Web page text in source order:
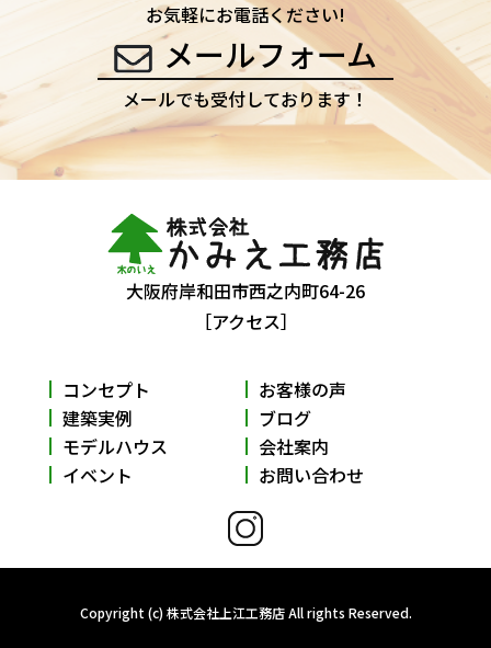
お気軽にお電話ください!
メールフォーム
メールでも受付しております！
大阪府岸和田市西之内町64-26
［アクセス］
コンセプト
建築実例
モデルハウス
イベント
お客様の声
ブログ
会社案内
お問い合わせ
Copyright (c) 株式会社上江工務店 All rights Reserved.